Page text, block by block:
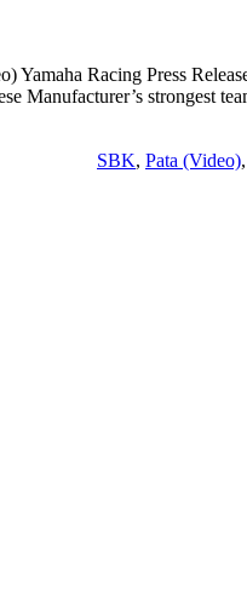
Yamaha Racing Press
Manufacturer’s strongest
, Pata (Video),